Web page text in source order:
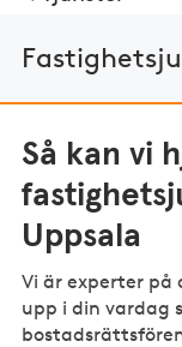
Så kan vi
Uppsala
Vi är experter på
upp i din vardag